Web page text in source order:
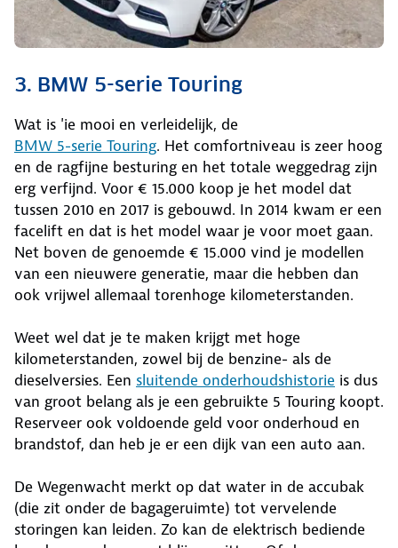
3. BMW 5-serie Touring
Wat is 'ie mooi en verleidelijk, de
BMW 5-serie Touring. Het comfortniveau is zeer hoog
en de ragfijne besturing en het totale weggedrag zijn
erg verfijnd. Voor € 15.000 koop je het model dat
tussen 2010 en 2017 is gebouwd. In 2014 kwam er een
facelift en dat is het model waar je voor moet gaan.
Net boven de genoemde € 15.000 vind je modellen
van een nieuwere generatie, maar die hebben dan
ook vrijwel allemaal torenhoge kilometerstanden.
Weet wel dat je te maken krijgt met hoge
kilometerstanden, zowel bij de benzine- als de
dieselversies. Een sluitende onderhoudshistorie is dus
van groot belang als je een gebruikte 5 Touring koopt.
Reserveer ook voldoende geld voor onderhoud en
brandstof, dan heb je er een dijk van een auto aan.
De Wegenwacht merkt op dat water in de accubak
(die zit onder de bagageruimte) tot vervelende
storingen kan leiden. Zo kan de elektrisch bediende